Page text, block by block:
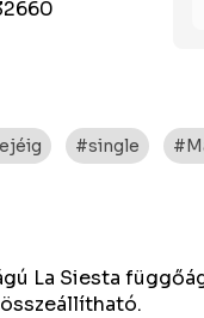
#single
La Siesta